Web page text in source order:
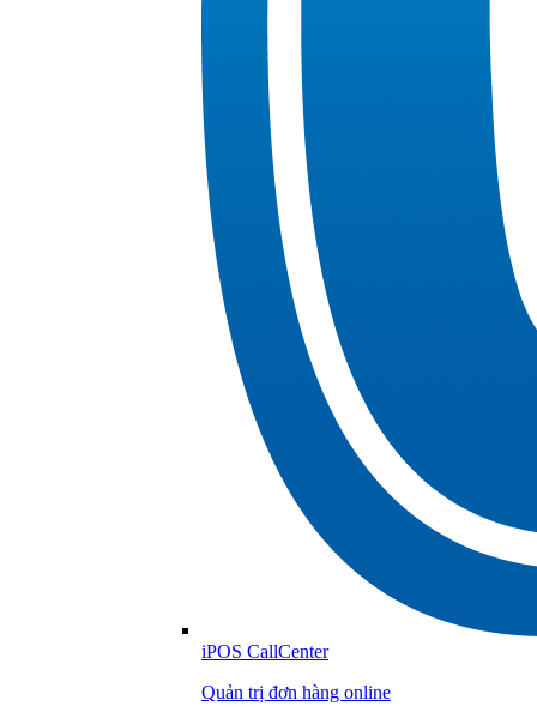
iPOS CallCenter
Quản trị đơn hàng online